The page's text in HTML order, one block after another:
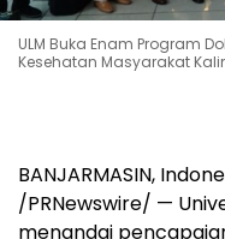
ULM Buka Enam Program
Kesehatan Masyarakat
BANJARMASIN,
/PRNewswire/ —
menandai